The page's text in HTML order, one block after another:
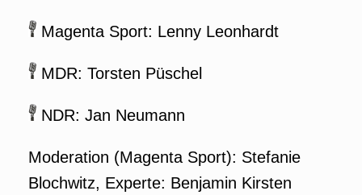
Magenta Sport: Lenny Leonhardt
MDR: Torsten Püschel
NDR: Jan Neumann
Moderation (Magenta Sport): Stefanie
Blochwitz, Experte: Benjamin Kirsten